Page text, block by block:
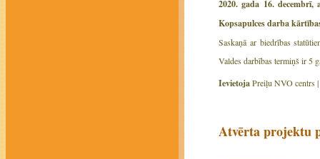
2020. gada 16.
Kopsapulces darba
Saskaņā ar biedrības
Valdes darbības termiņš ir 5
IevietojaPreiļu NVO centrs |
Atvērta projektu